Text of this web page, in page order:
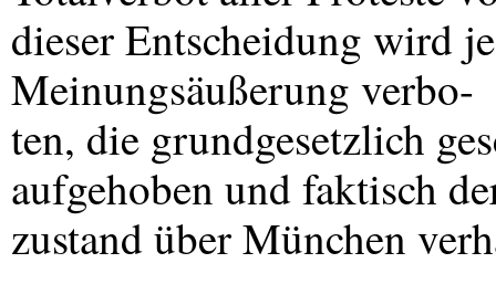
dieser Entscheidung wird
Meinungsäußerung verbo-
ten, die grundgesetzlich
aufgehoben und faktisch
zustand über München